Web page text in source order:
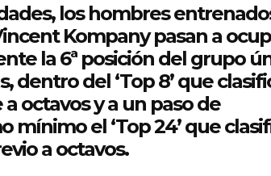
los hombres
Kompany pasan a
la 6ª posición del grupo
, dentro del ‘Top 8’ que
octavos y a un paso de
mínimo el ‘Top 24’ que
a octavos.